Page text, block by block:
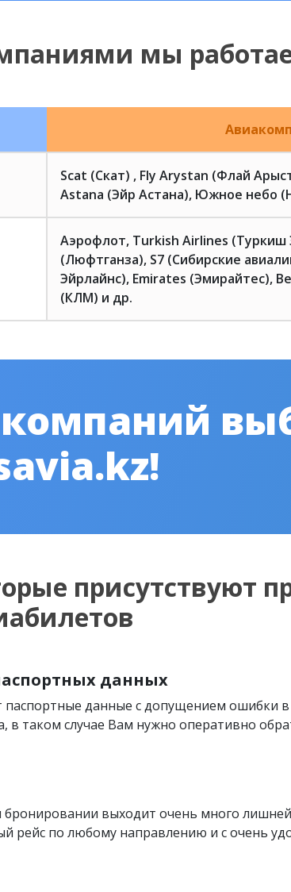
мы
Scat (Скат) , Fly Arystan (Флай
Astana (Эйр Астана), Южное небо
Аэрофлот, Turkish Airlines (Туркиш
(Люфтганза), S7 (Сибирские
Эйрлайнс), Emirates (Эмирайтес),
(КЛМ) и др.
присутствуют
данных
паспортные данные с допущением ошибки
в таком случае Вам нужно оперативно
выходит очень много
рейс по любому направлению и с очень